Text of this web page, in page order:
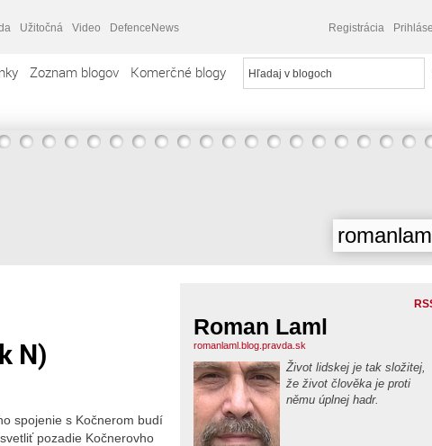
Užitočná Video DefenceNews Registrácia
Zoznam blogov Komerčné blogy
N)
spojenie s Kočnerom budí
pozadie Kočnerovho
Roman Laml
romanlaml.blog.pravda.sk
Život lidskej je tak složitej,
že život člověka je proti
němu úplnej hadr.